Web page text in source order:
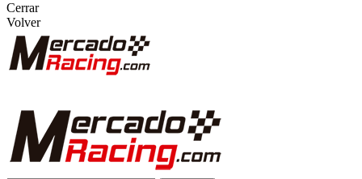
Cerrar
Volver
BUSCAR